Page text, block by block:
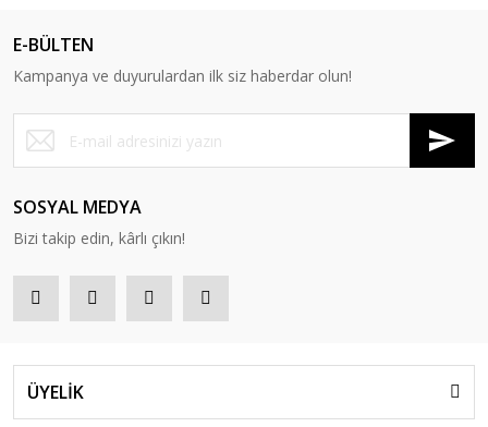
E-BÜLTEN
Kampanya ve duyurulardan ilk siz haberdar olun!
SOSYAL MEDYA
Bizi takip edin, kârlı çıkın!
ÜYELİK